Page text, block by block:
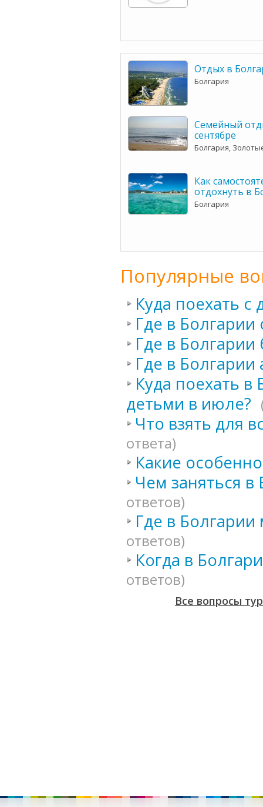
Отдых в
Болгария
Семейный
сентябре
Болгария,
Как
отдохнуть в
Болгария
Популярные
Куда поехать
Где в Болгарии
Где в Болгарии
Где в Болгарии
Куда поехать
детьми в июле?
Что взять для
ответа)
Какие
Чем заняться в
ответов)
Где в
ответов)
Когда в
ответов)
Все вопросы